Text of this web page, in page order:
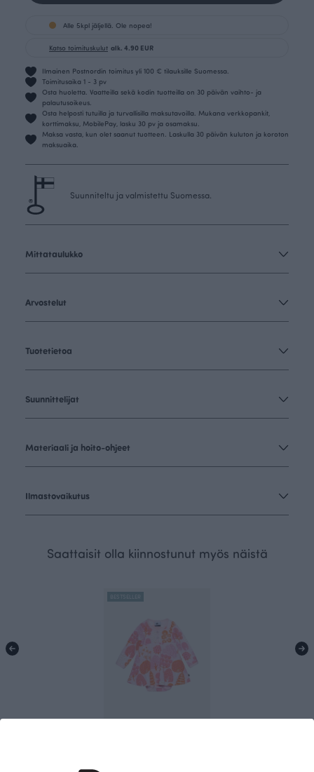
Alle 5kpl jäljellä. Ole nopea!
Katso toimituskulut alk. 4.90 EUR
Ilmainen Postnordin toimitus yli 100 € tilauksille Suomessa.
Toimitusaika 1 - 3 pv
Osta huoletta. Vaatteilla sekä kodin tuotteilla on 30 päivän vaihto- ja
palautusoikeus.
Osta helposti tutuilla ja turvallisilla maksutavoilla. Mukana verkkopankit,
korttimaksu, MobilePay, lasku 30 pv ja osamaksu.
Maksa vasta, kun olet saanut tuotteen. Laskulla 30 päivän kuluton ja koroton
maksuaika.
Suunniteltu ja valmistettu Suomessa.
Mittataulukko
Arvostelut
Tuotetietoa
Suunnittelijat
Materiaali ja hoito-ohjeet
Ilmastovaikutus
Saattaisit olla kiinnostunut myös näistä
BESTSELLER